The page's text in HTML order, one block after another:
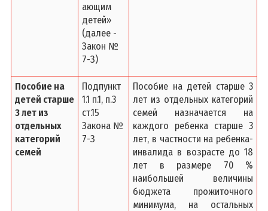
ающим
детей»
(далее -
Закон №
7-З)
Пособие на
детей старше
3 лет из
отдельных
категорий
семей
Подпункт
1.1 п.1, п.3
ст.15
Закона №
7-З
Пособие на детей старше 3
лет из отдельных категорий
семей назначается на
каждого ребенка старше 3
лет, в частности на ребенка-
инвалида в возрасте до 18
лет в размере 70 %
наибольшей величины
бюджета прожиточного
минимума, на остальных